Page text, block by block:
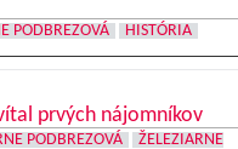
PODBREZOVÁ HISTÓRIA
prvých nájomníkov
PODBREZOVÁ
ŽELEZIARNE